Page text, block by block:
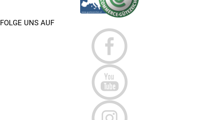
FOLGE UNS AUF